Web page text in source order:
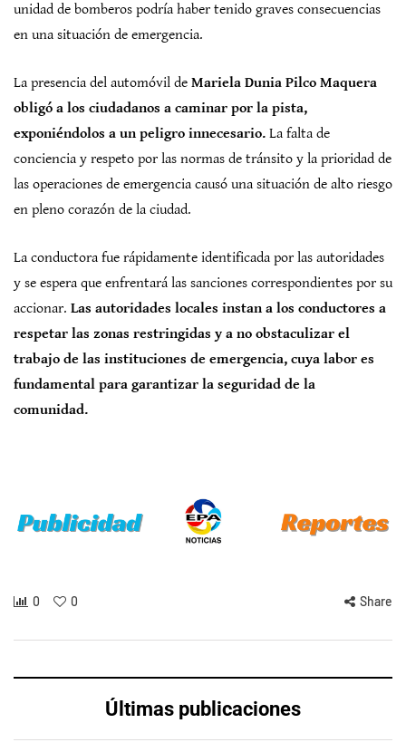
unidad de bomberos podría haber tenido graves consecuencias
en una situación de emergencia.
La presencia del automóvil de Mariela Dunia Pilco Maquera
obligó a los ciudadanos a caminar por la pista,
exponiéndolos a un peligro innecesario. La falta de
conciencia y respeto por las normas de tránsito y la prioridad de
las operaciones de emergencia causó una situación de alto riesgo
en pleno corazón de la ciudad.
La conductora fue rápidamente identificada por las autoridades
y se espera que enfrentará las sanciones correspondientes por su
accionar. Las autoridades locales instan a los conductores a
respetar las zonas restringidas y a no obstaculizar el
trabajo de las instituciones de emergencia, cuya labor es
fundamental para garantizar la seguridad de la
comunidad.
0 0 Share
Últimas publicaciones